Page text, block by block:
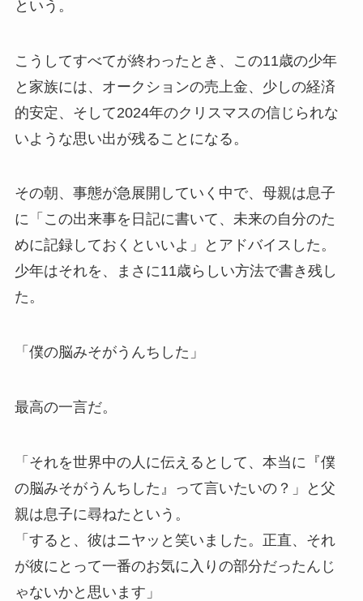
という。
こうしてすべてが終わったとき、この11歳の少年
と家族には、オークションの売上金、少しの経済
的安定、そして2024年のクリスマスの信じられな
いような思い出が残ることになる。
その朝、事態が急展開していく中で、母親は息子
に「この出来事を日記に書いて、未来の自分のた
めに記録しておくといいよ」とアドバイスした。
少年はそれを、まさに11歳らしい方法で書き残し
た。
「僕の脳みそがうんちした」
最高の一言だ。
「それを世界中の人に伝えるとして、本当に『僕
の脳みそがうんちした』って言いたいの？」と父
親は息子に尋ねたという。
「すると、彼はニヤッと笑いました。正直、それ
が彼にとって一番のお気に入りの部分だったんじ
ゃないかと思います」